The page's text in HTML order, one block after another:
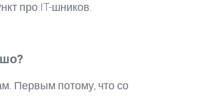
про IT-шников.
Первым потому, что со